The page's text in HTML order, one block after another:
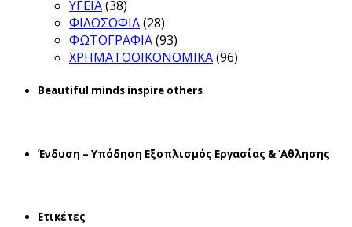
ΥΓΕΙΑ(38)
ΦΙΛΟΣΟΦΙΑ(28)
ΦΩΤΟΓΡΑΦΙΑ(93)
ΧΡΗΜΑΤΟΟΙΚΟΝΟΜΙΚΑ(96)
Beautiful minds inspire others
Ένδυση – Υπόδηση Εξοπλισμός Εργασίας & ‘Aθλησης
Ετικέτες